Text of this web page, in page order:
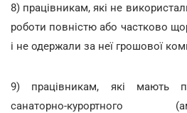
8) працівникам, які не
роботи повністю або частково
і не одержали за неї грошової
9) працівникам, які мають
санаторно-курортного